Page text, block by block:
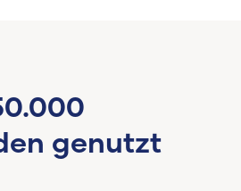
genutzt